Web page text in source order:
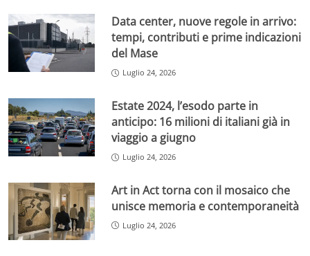
Data center, nuove regole in arrivo:
tempi, contributi e prime indicazioni
del Mase
Luglio 24, 2026
Estate 2024, l’esodo parte in
anticipo: 16 milioni di italiani già in
viaggio a giugno
Luglio 24, 2026
Art in Act torna con il mosaico che
unisce memoria e contemporaneità
Luglio 24, 2026